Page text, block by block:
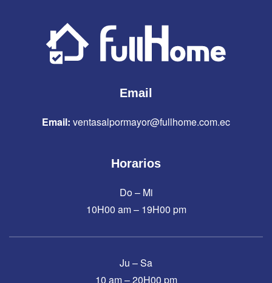
Email
Email: ventasalpormayor@fullhome.com.ec
Horarios
Do – Mi
10H00 am – 19H00 pm
Ju – Sa
10 am – 20H00 pm